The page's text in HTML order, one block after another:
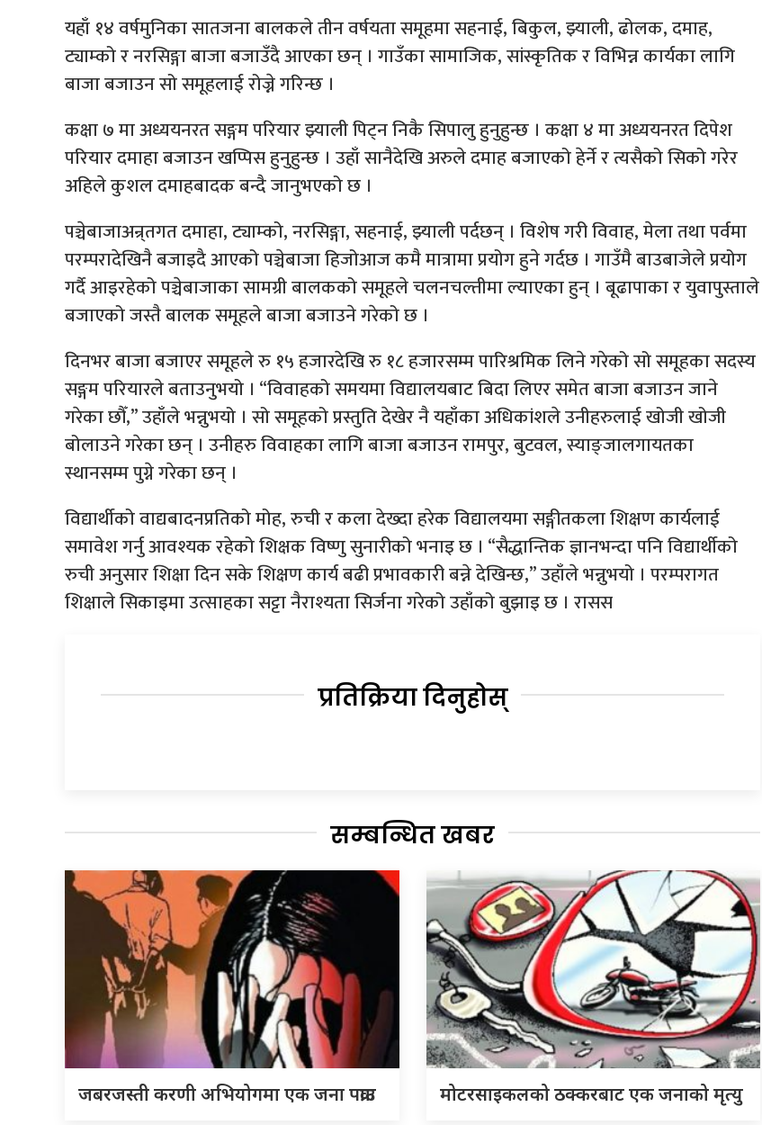
यहाँ १४ वर्षमुनिका सातजना बालकले तीन वर्षयता समूहमा सहनाई, बिकुल, झ्याली, ढोलक, दमाह,
ट्याम्को र नरसिङ्गा बाजा बजाउँदै आएका छन् । गाउँका सामाजिक, सांस्कृतिक र विभिन्न कार्यका लागि
बाजा बजाउन सो समूहलाई रोज्ने गरिन्छ ।
कक्षा ७ मा अध्ययनरत सङ्गम परियार झ्याली पिट्न निकै सिपालु हुनुहुन्छ । कक्षा ४ मा अध्ययनरत दिपेश
परियार दमाहा बजाउन खप्पिस हुनुहुन्छ । उहाँ सानैदेखि अरुले दमाह बजाएको हेर्ने र त्यसैको सिको गरेर
अहिले कुशल दमाहबादक बन्दै जानुभएको छ ।
पञ्चेबाजाअन्र्तगत दमाहा, ट्याम्को, नरसिङ्गा, सहनाई, झ्याली पर्दछन् । विशेष गरी विवाह, मेला तथा पर्वमा
परम्परादेखिनै बजाइदै आएको पञ्चेबाजा हिजोआज कमै मात्रामा प्रयोग हुने गर्दछ । गाउँमै बाउबाजेले प्रयोग
गर्दै आइरहेको पञ्चेबाजाका सामग्री बालकको समूहले चलनचल्तीमा ल्याएका हुन् । बूढापाका र युवापुस्ताले
बजाएको जस्तै बालक समूहले बाजा बजाउने गरेको छ ।
दिनभर बाजा बजाएर समूहले रु १५ हजारदेखि रु १८ हजारसम्म पारिश्रमिक लिने गरेको सो समूहका सदस्य
सङ्गम परियारले बताउनुभयो । “विवाहको समयमा विद्यालयबाट बिदा लिएर समेत बाजा बजाउन जाने
गरेका छौँ,” उहाँले भन्नुभयो । सो समूहको प्रस्तुति देखेर नै यहाँका अधिकांशले उनीहरुलाई खोजी खोजी
बोलाउने गरेका छन् । उनीहरु विवाहका लागि बाजा बजाउन रामपुर, बुटवल, स्याङ्जालगायतका
स्थानसम्म पुग्ने गरेका छन् ।
विद्यार्थीको वाद्यबादनप्रतिको मोह, रुची र कला देख्दा हरेक विद्यालयमा सङ्गीतकला शिक्षण कार्यलाई
समावेश गर्नु आवश्यक रहेको शिक्षक विष्णु सुनारीको भनाइ छ । “सैद्धान्तिक ज्ञानभन्दा पनि विद्यार्थीको
रुची अनुसार शिक्षा दिन सके शिक्षण कार्य बढी प्रभावकारी बन्ने देखिन्छ,” उहाँले भन्नुभयो । परम्परागत
शिक्षाले सिकाइमा उत्साहका सट्टा नैराश्यता सिर्जना गरेको उहाँको बुझाइ छ । रासस
प्रतिक्रिया दिनुहोस्
सम्बन्धित खबर
जबरजस्ती करणी अभियोगमा एक जना पक्राउ मोटरसाइकलको ठक्करबाट एक जनाको मृत्यु